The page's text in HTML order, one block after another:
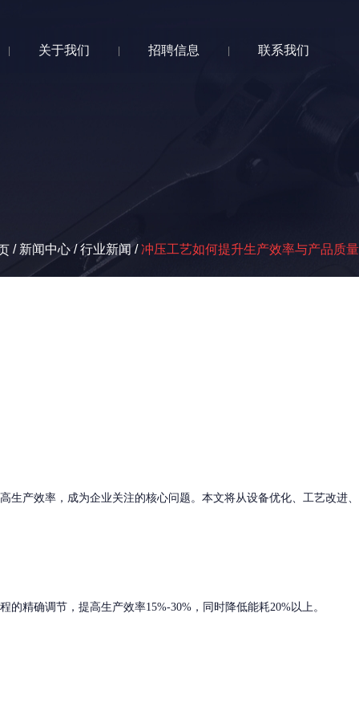
| 关于我们 | 招聘信息 | 联系我们
/ 新闻中心 /行业新闻 /冲压工艺如何提升生产效率与产品质量
产效率，成为企业关注的核心问题。本文将从设备优化、工艺改进、
精确调节，提高生产效率15%-30%，同时降低能耗20%以上。